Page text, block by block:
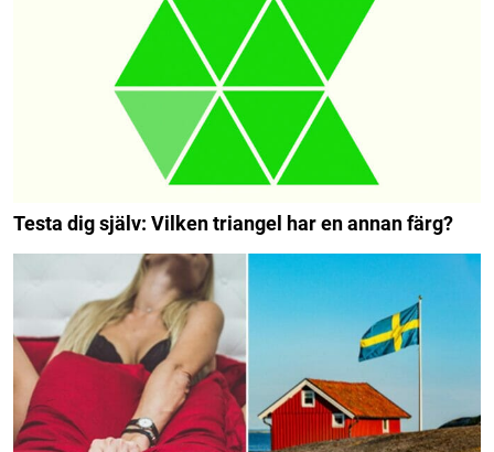
Testa dig själv: Vilken triangel har en annan färg?